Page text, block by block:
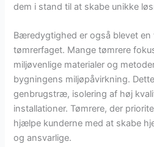
dem i stand til at skabe unikke
Bæredygtighed er også blevet
tømrerfaget. Mange tømrere
miljøvenlige materialer og
bygningens miljøpåvirkning.
genbrugstræ, isolering af høj
installationer. Tømrere, der
hjælpe kunderne med at skabe
og ansvarlige.